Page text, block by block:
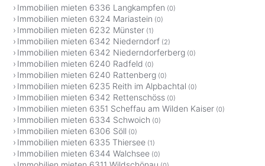
Immobilien mieten 6336 Langkampfen (0)
Immobilien mieten 6324 Mariastein (0)
Immobilien mieten 6232 Münster (1)
Immobilien mieten 6342 Niederndorf (2)
Immobilien mieten 6342 Niederndorferberg (0)
Immobilien mieten 6240 Radfeld (0)
Immobilien mieten 6240 Rattenberg (0)
Immobilien mieten 6235 Reith im Alpbachtal (0)
Immobilien mieten 6342 Rettenschöss (0)
Immobilien mieten 6351 Scheffau am Wilden Kaiser (0)
Immobilien mieten 6334 Schwoich (0)
Immobilien mieten 6306 Söll (0)
Immobilien mieten 6335 Thiersee (1)
Immobilien mieten 6344 Walchsee (0)